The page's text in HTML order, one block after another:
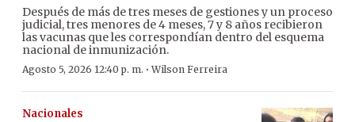
Después de más de tres meses de gestiones y un proceso
judicial, tres menores de 4 meses, 7 y 8 años recibieron
las vacunas que les correspondían dentro del esquema
nacional de inmunización.
Agosto 5, 2026 12:40 p. m. ·Wilson Ferreira
Nacionales